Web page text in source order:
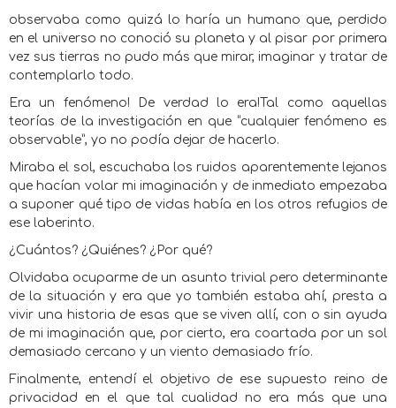
observaba como quizá lo haría un humano que, perdido
en el universo no conoció su planeta y al pisar por primera
vez sus tierras no pudo más que mirar, imaginar y tratar de
contemplarlo todo.
Era un fenómeno! De verdad lo era!Tal como aquellas
teorías de la investigación en que “cualquier fenómeno es
observable”, yo no podía dejar de hacerlo.
Miraba el sol, escuchaba los ruidos aparentemente lejanos
que hacían volar mi imaginación y de inmediato empezaba
a suponer qué tipo de vidas había en los otros refugios de
ese laberinto.
¿Cuántos? ¿Quiénes? ¿Por qué?
Olvidaba ocuparme de un asunto trivial pero determinante
de la situación y era que yo también estaba ahí, presta a
vivir una historia de esas que se viven allí, con o sin ayuda
de mi imaginación que, por cierto, era coartada por un sol
demasiado cercano y un viento demasiado frío.
Finalmente, entendí el objetivo de ese supuesto reino de
privacidad en el que tal cualidad no era más que una